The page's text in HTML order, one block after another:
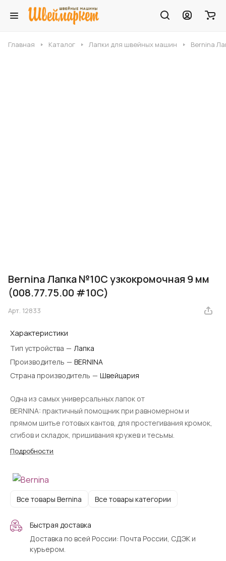
Главная Каталог Лапки для швейных машин Bernina
Bernina Лапка №10C узкокромочная 9 мм
(008.77.75.00 #10C)
Арт. 12833
Характеристики
Тип устройства — Лапка
Производитель — BERNINA
Страна производитель — Швейцария
Одна из самых универсальных лапок от
BERNINA: практичный помощник при равномерном и
прямом шитье готовых кантов, для простегивания кромок,
сгибов и складок, пришивания кружев и тесьмы.
Подробности
Все товары Bernina Все товары категории
Быстрая доставка
Доставка по всей России: Почта России, СДЭК и
курьером.